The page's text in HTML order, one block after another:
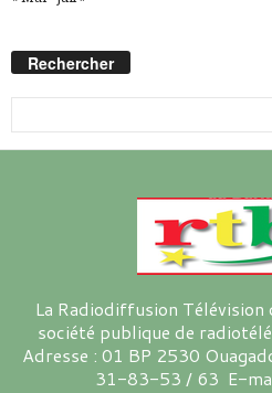
Rechercher
La Radiodiffusion
société publique de
Adresse : 01 BP 2530
31-83-53 / 63 E-